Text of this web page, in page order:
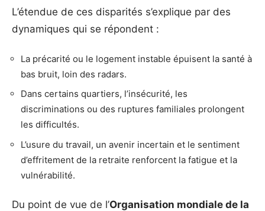
L’étendue de ces disparités s’explique par des
dynamiques qui se répondent :
La précarité ou le logement instable épuisent la santé à
bas bruit, loin des radars.
Dans certains quartiers, l’insécurité, les
discriminations ou des ruptures familiales prolongent
les difficultés.
L’usure du travail, un avenir incertain et le sentiment
d’effritement de la retraite renforcent la fatigue et la
vulnérabilité.
Du point de vue de l’Organisation mondiale de la